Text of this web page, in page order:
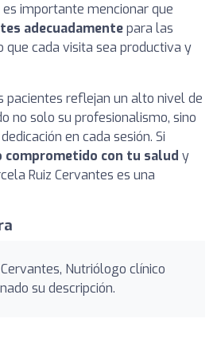
importante mencionar que
adecuadamentepara las
que cada visita sea productiva y
pacientes reflejan un alto nivel de
no solo su profesionalismo, sino
en cada sesión. Si
con tu salud y
Ruiz Cervantes es una
Nutriólogo clínico
su descripción.